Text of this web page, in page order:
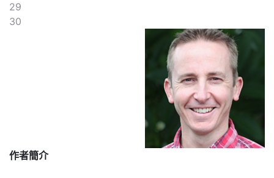
29
30
作者簡介